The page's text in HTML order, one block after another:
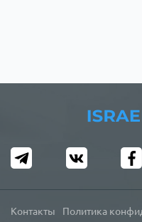
Контакты Политика